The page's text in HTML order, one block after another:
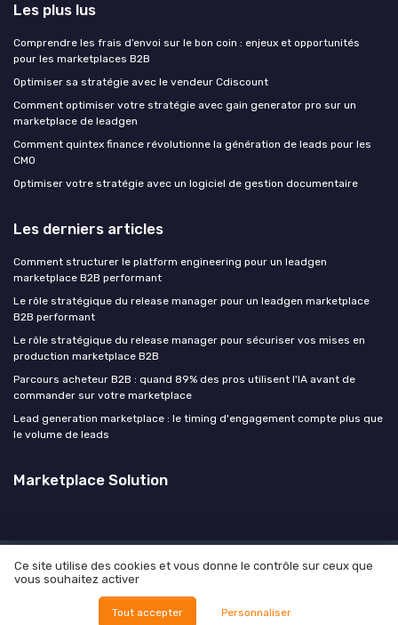
Les plus lus
Comprendre les frais d’envoi sur le bon coin : enjeux et opportunités
pour les marketplaces B2B
Optimiser sa stratégie avec le vendeur Cdiscount
Comment optimiser votre stratégie avec gain generator pro sur un
marketplace de leadgen
Comment quintex finance révolutionne la génération de leads pour les
CMO
Optimiser votre stratégie avec un logiciel de gestion documentaire
Les derniers articles
Comment structurer le platform engineering pour un leadgen
marketplace B2B performant
Le rôle stratégique du release manager pour un leadgen marketplace
B2B performant
Le rôle stratégique du release manager pour sécuriser vos mises en
production marketplace B2B
Parcours acheteur B2B : quand 89% des pros utilisent l'IA avant de
commander sur votre marketplace
Lead generation marketplace : le timing d'engagement compte plus que
le volume de leads
Marketplace Solution
Mentions légales Politique de confidentialité
Culture
Manifesto
Carrière
© Marketplace Solution 2026
Ce site utilise des cookies et vous donne le contrôle sur ceux que
vous souhaitez activer
Tout accepter Personnaliser